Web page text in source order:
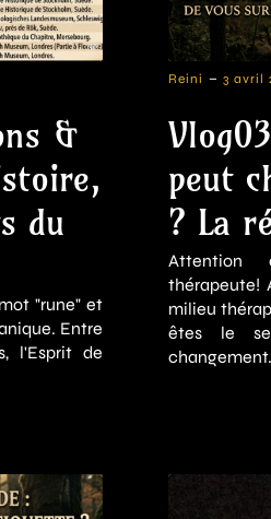
&
du
"rune" et
Entre
l'Esprit de
Reini - 3 avril
peut
? La
Attention
thérapeute!
milieu
êtes le
changement.